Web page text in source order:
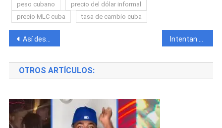
peso cubano
precio del dólar informal
precio MLC cuba
tasa de cambio cuba
Navegación
de
entradas
Así despidieron a Bolito El Efi tras su fallecimiento en un accidente en La Habana Intentan robar en la casa de Bolito El Efi mientras familiares y amigos le daban el último adiós en La Habana
OTROS ARTÍCULOS: